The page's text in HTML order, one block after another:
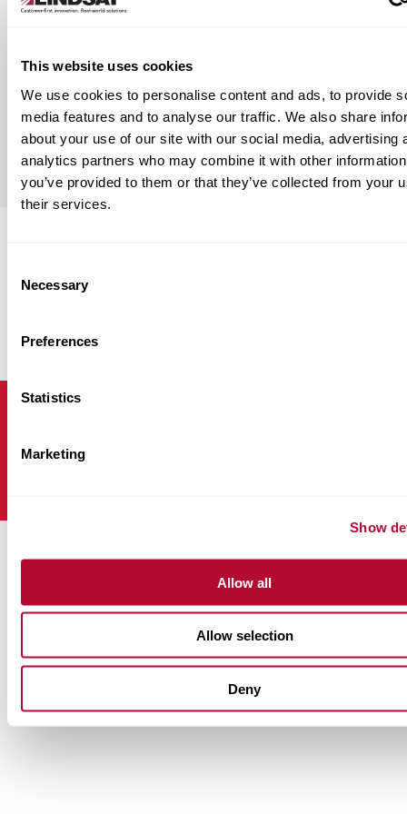
This website uses cookies
We use cookies to personalise content and ads, to provide
media features and to analyse our traffic. We also share
about your use of our site with our social media, advertising
analytics partners who may combine it with other
you’ve provided to them or that they’ve collected from your
their services.
Selection
Necessary
Preferences
Statistics
Marketing
Show
Allow all
Allow selection
Deny
Ver tudo